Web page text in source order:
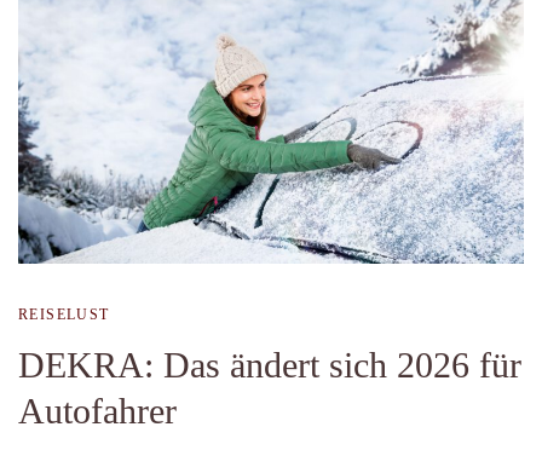
REISELUST
DEKRA: Das ändert sich 2026 für
Autofahrer